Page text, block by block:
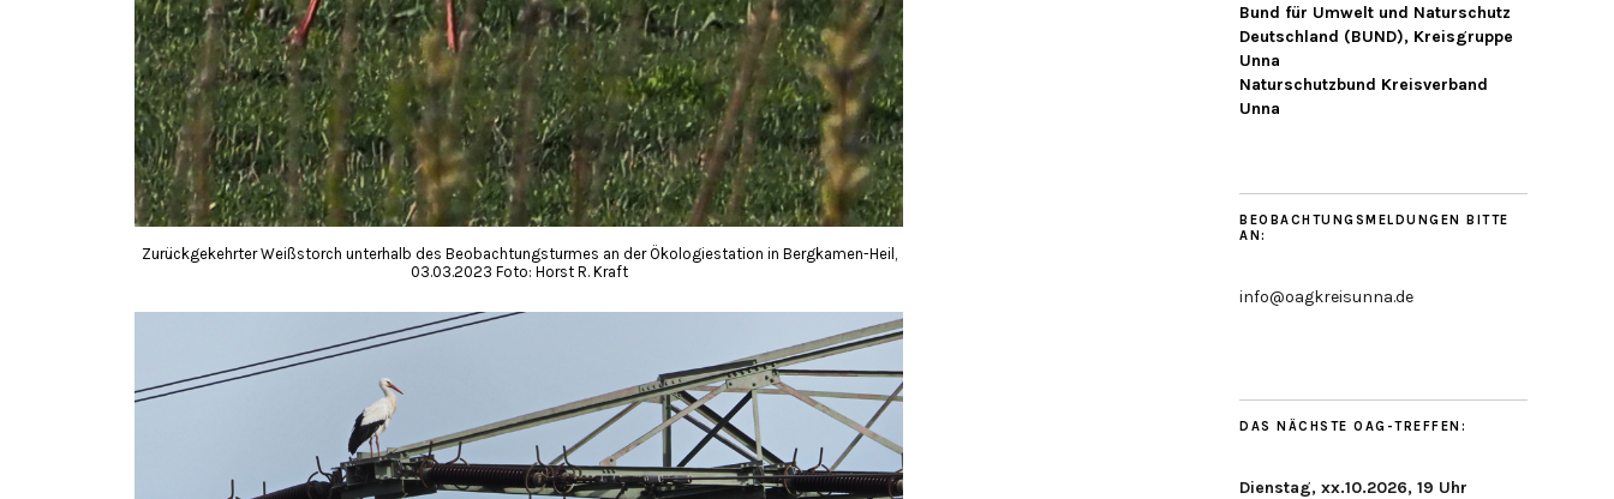
Zurückgekehrter Weißstorch unterhalb des Beobachtungsturmes an der Ökologiestation in Bergkamen-Heil,
03.03.2023 Foto: Horst R. Kraft
Bund für Umwelt und Naturschutz
Deutschland (BUND), Kreisgruppe
Unna
Naturschutzbund Kreisverband
Unna
BEOBACHTUNGSMELDUNGEN BITTE
AN:
info@oagkreisunna.de
DAS NÄCHSTE OAG-TREFFEN:
Dienstag, xx.10.2026, 19 Uhr